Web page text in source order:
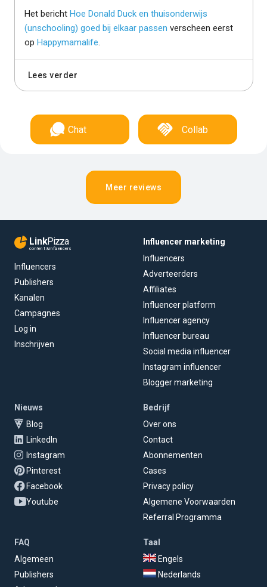
Het bericht Hoe Donald Duck en thuisonderwijs
(unschooling) goed bij elkaar passen verscheen eerst
op Happymamalife
Lees verder
Chat Collab
Meer reviews
LinkPizza
content & influencers
Influencers
Publishers
Kanalen
Campagnes
Log in
Inschrijven
Influencer marketing
Influencers
Adverteerders
Affiliates
Influencer platform
Influencer agency
Influencer bureau
Social media influencer
Instagram influencer
Blogger marketing
Nieuws
Blog
LinkedIn
Instagram
Pinterest
Facebook
Youtube
Bedrijf
Over ons
Contact
Abonnementen
Cases
Privacy policy
Algemene Voorwaarden
Referral Programma
FAQ
Algemeen
Publishers
Taal
Engels
Nederlands